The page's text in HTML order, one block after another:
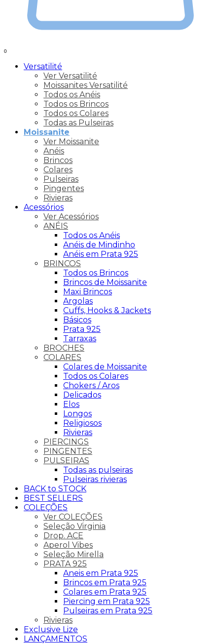
0
Versatilité
Ver Versatilité
Moissanites Versatilité
Todos os Anéis
Todos os Brincos
Todos os Colares
Todas as Pulseiras
Moissanite
Ver Moissanite
Anéis
Brincos
Colares
Pulseiras
Pingentes
Rivieras
Acessórios
Ver Acessórios
ANÉIS
Todos os Anéis
Anéis de Mindinho
Anéis em Prata 925
BRINCOS
Todos os Brincos
Brincos de Moissanite
Maxi Brincos
Argolas
Cuffs, Hooks & Jackets
Básicos
Prata 925
Tarraxas
BROCHES
COLARES
Colares de Moissanite
Todos os Colares
Chokers / Aros
Delicados
Elos
Longos
Religiosos
Rivieras
PIERCINGS
PINGENTES
PULSEIRAS
Todas as pulseiras
Pulseiras rivieras
BACK to STOCK
BEST SELLERS
COLEÇÕES
Ver COLEÇÕES
Seleção Virginia
Drop. ACE
Aperol Vibes
Seleção Mirella
PRATA 925
Aneis em Prata 925
Brincos em Prata 925
Colares em Prata 925
Piercing em Prata 925
Pulseiras em Prata 925
Rivieras
Exclusive Lize
LANÇAMENTOS